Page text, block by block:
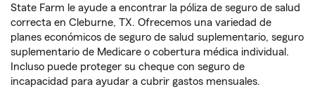
State Farm le ayude a encontrar la póliza de seguro de salud
correcta en Cleburne, TX. Ofrecemos una variedad de
planes económicos de seguro de salud suplementario, seguro
suplementario de Medicare o cobertura médica individual.
Incluso puede proteger su cheque con seguro de
incapacidad para ayudar a cubrir gastos mensuales.